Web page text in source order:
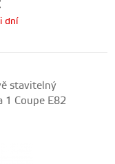
dní
stavitelný
1 Coupe E82